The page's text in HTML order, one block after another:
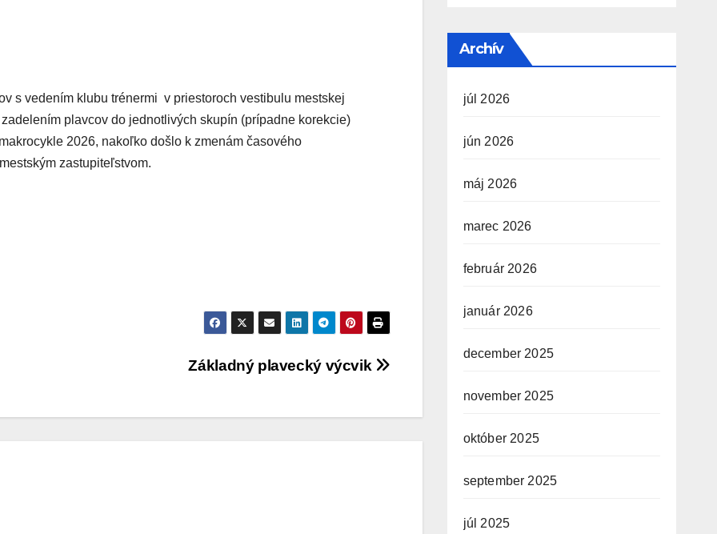
s vedením klubu trénermi v priestoroch vestibulu mestskej
plavcov do jednotlivých skupín (prípadne korekcie)
2026, nakoľko došlo k zmenám časového
zastupiteľstvom.
Základný plavecký výcvik
Archív
júl 2026
jún 2026
máj 2026
marec 2026
február 2026
január 2026
december 2025
november 2025
október 2025
september 2025
júl 2025